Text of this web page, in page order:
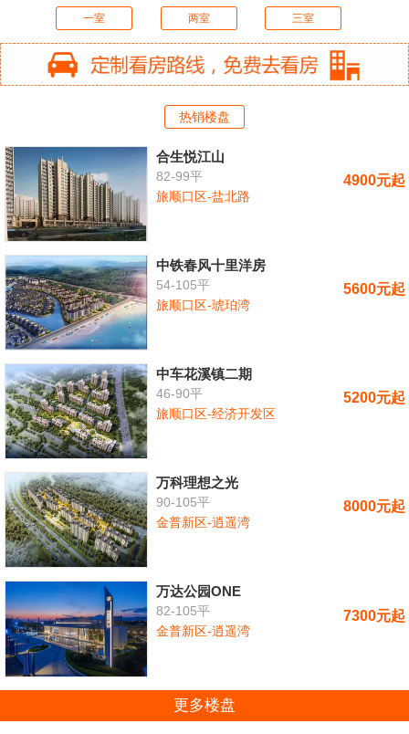
一室 两室 三室
热销楼盘
合生悦江山
82-99平
旅顺口区-盐北路
4900元起
中铁春风十里洋房
54-105平
旅顺口区-琥珀湾
5600元起
中车花溪镇二期
46-90平
旅顺口区-经济开发区
5200元起
万科理想之光
90-105平
金普新区-逍遥湾
8000元起
万达公园ONE
82-105平
金普新区-逍遥湾
7300元起
更多楼盘